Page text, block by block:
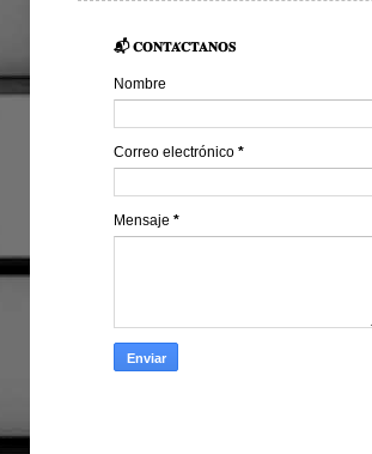
📬 𝐂𝐎𝐍𝐓𝐀́𝐂𝐓𝐀𝐍𝐎𝐒
Nombre
Correo electrónico *
Mensaje *